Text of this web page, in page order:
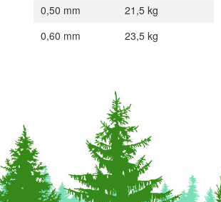
0,50 mm
21,5 kg
0,60 mm
23,5 kg